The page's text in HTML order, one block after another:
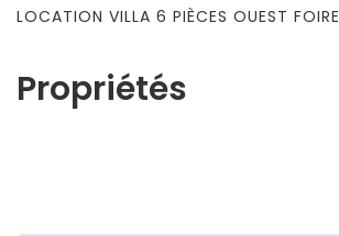
Propriétés
LOCATION VILLA 6 PIÈCES OUEST FOIRE